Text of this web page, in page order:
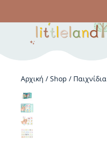
Αρχική / Shop / Παιχνίδια